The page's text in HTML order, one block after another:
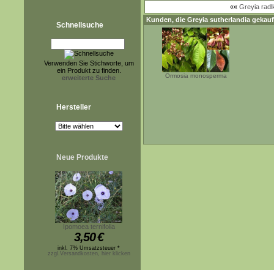
Schnellsuche
Verwenden Sie Stichworte, um
ein Produkt zu finden.
erweiterte Suche
Hersteller
Neue Produkte
Ipomoea ternifolia
3,50€
inkl. 7% Umsatzsteuer *
zzgl.Versandkosten, hier klicken
«« Greyia
Kunden, die Greyia sutherlandia
Ormosia monosperma